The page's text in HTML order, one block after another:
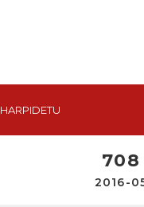
HARPIDETU
708
2016-